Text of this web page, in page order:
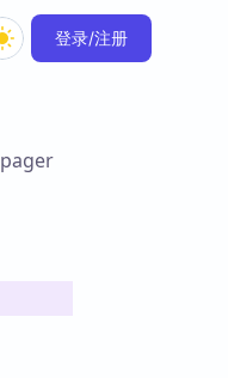
程
登录/注册